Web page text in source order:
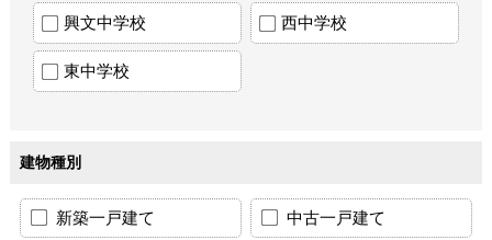
興文中学校 西中学校
東中学校
建物種別
新築一戸建て 中古一戸建て